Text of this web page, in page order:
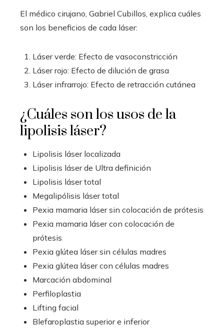
El médico cirujano, Gabriel Cubillos, explica cuáles
son los beneficios de cada láser:
Láser verde: Efecto de vasoconstricción
Láser rojo: Efecto de dilución de grasa
Láser infrarrojo: Efecto de retracción cutánea
¿Cuáles son los usos de la
lipolisis láser?
Lipolisis láser localizada
Lipolisis láser de Ultra definición
Lipolisis láser total
Megalipólisis láser total
Pexia mamaria láser sin colocación de prótesis
Pexia mamaria láser con colocación de
prótesis
Pexia glútea láser sin células madres
Pexia glútea láser con células madres
Marcación abdominal
Perfiloplastia
Lifting facial
Blefaroplastia superior e inferior